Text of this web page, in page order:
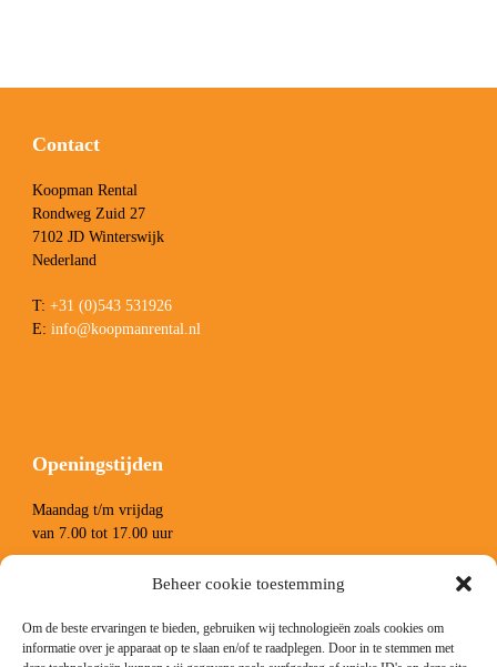
Beheer cookie toestemming
Om de beste ervaringen te bieden, gebruiken wij technologieën zoals cookies om
informatie over je apparaat op te slaan en/of te raadplegen. Door in te stemmen met
Contact
Koopman Rental
Rondweg Zuid 27
7102 JD Winterswijk
Nederland
T: +31 (0)543 531926
E: info@koopmanrental.nl
Openingstijden
Maandag t/m vrijdag
van 7.00 tot 17.00 uur
Zaterdag van 8.00 tot 13.00 uur